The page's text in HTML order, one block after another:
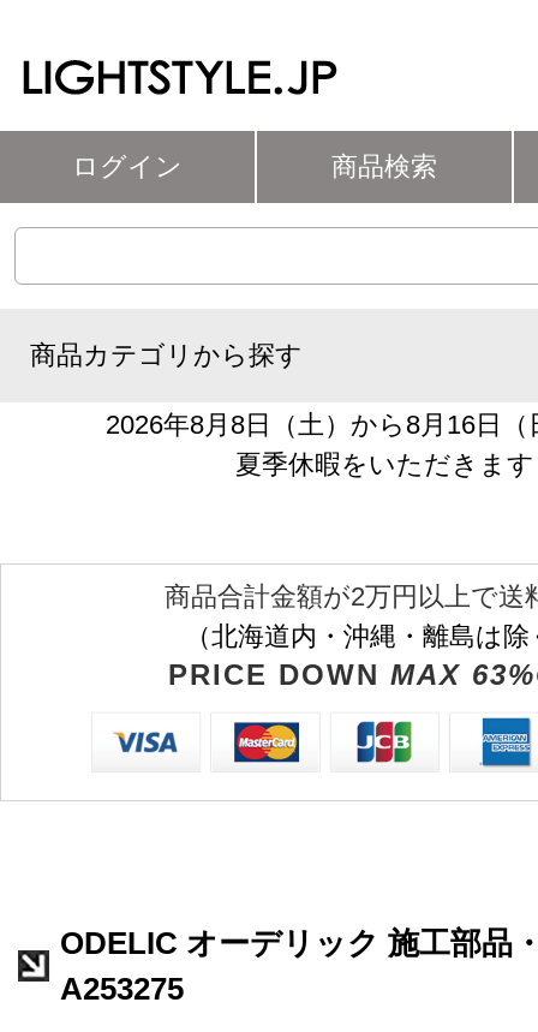
ログイン 商品検索
商品カテゴリから探す
2026年8月8日（土）から8月16日
夏季休暇をいただきます
商品合計金額が2万円以上で送
（北海道内・沖縄・離島は
PRICE DOWN MAX
ODELIC オーデリック 施工部品
A253275